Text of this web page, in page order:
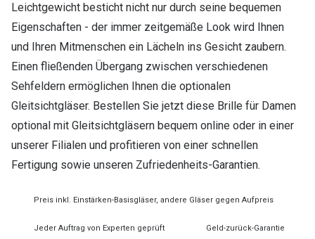
Leichtgewicht besticht nicht nur durch seine bequemen
Eigenschaften - der immer zeitgemäße Look wird Ihnen
und Ihren Mitmenschen ein Lächeln ins Gesicht zaubern.
Einen fließenden Übergang zwischen verschiedenen
Sehfeldern ermöglichen Ihnen die optionalen
Gleitsichtgläser. Bestellen Sie jetzt diese Brille für Damen
optional mit Gleitsichtgläsern bequem online oder in einer
unserer Filialen und profitieren von einer schnellen
Fertigung sowie unseren Zufriedenheits-Garantien.
Preis inkl. Einstärken-Basisgläser, andere Gläser gegen Aufpreis
Jeder Auftrag von Experten geprüft Geld-zurück-Garantie